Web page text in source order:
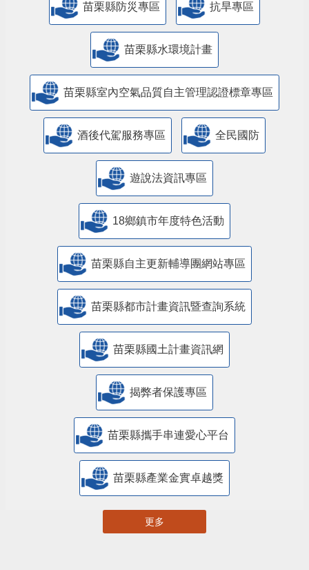
苗栗縣防災專區 抗旱專區
苗栗縣水環境計畫
苗栗縣室內空氣品質自主管理認證標章專區
酒後代駕服務專區 全民國防
遊說法資訊專區
18鄉鎮市年度特色活動
苗栗縣自主更新輔導團網站專區
苗栗縣都市計畫資訊暨查詢系統
苗栗縣國土計畫資訊網
揭弊者保護專區
苗栗縣攜手串連愛心平台
苗栗縣產業金實卓越獎
更多